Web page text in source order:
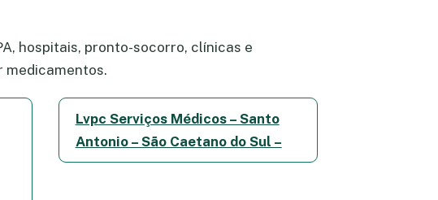
hospitais, pronto-socorro, clínicas e
medicamentos.
Lvpc Serviços Médicos – Santo
Antonio – São Caetano do Sul –